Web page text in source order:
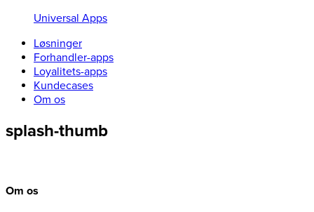
Universal Apps
Løsninger
Forhandler-apps
Loyalitets-apps
Kundecases
Om os
splash-thumb
Om os